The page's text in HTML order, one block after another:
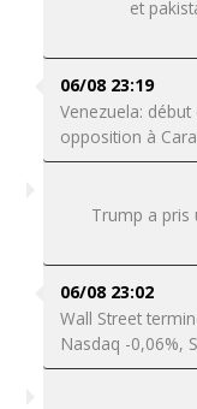
et
06/08 23:19
Venezuela:
opposition à
Trump a pris
06/08 23:02
Wall Street
Nasdaq -0,06%,